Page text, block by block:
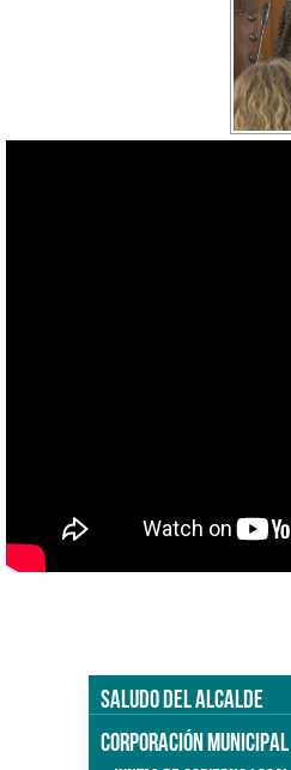
SALUDO DEL ALCALDE
CORPORACIÓN MUNICIPAL